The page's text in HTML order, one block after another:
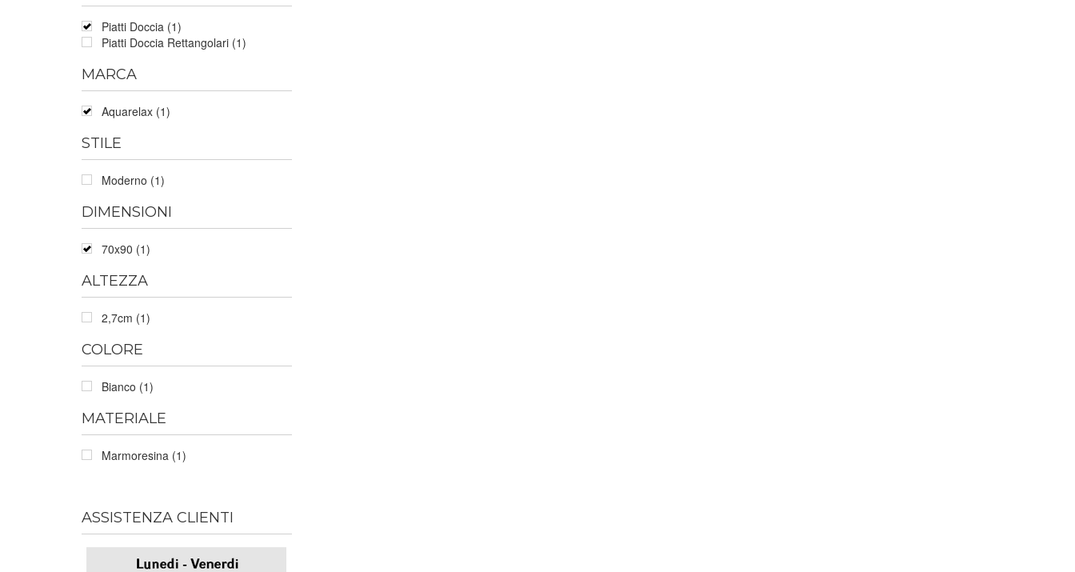
Piatti Doccia (1)
Piatti Doccia Rettangolari (1)
MARCA
Aquarelax (1)
STILE
Moderno (1)
DIMENSIONI
70x90 (1)
ALTEZZA
2,7cm (1)
COLORE
Bianco (1)
MATERIALE
Marmoresina (1)
ASSISTENZA CLIENTI